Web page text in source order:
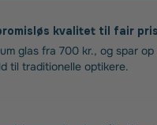
kvalitet til fair
glas fra 700 kr., og spar op
til traditionelle optikere.